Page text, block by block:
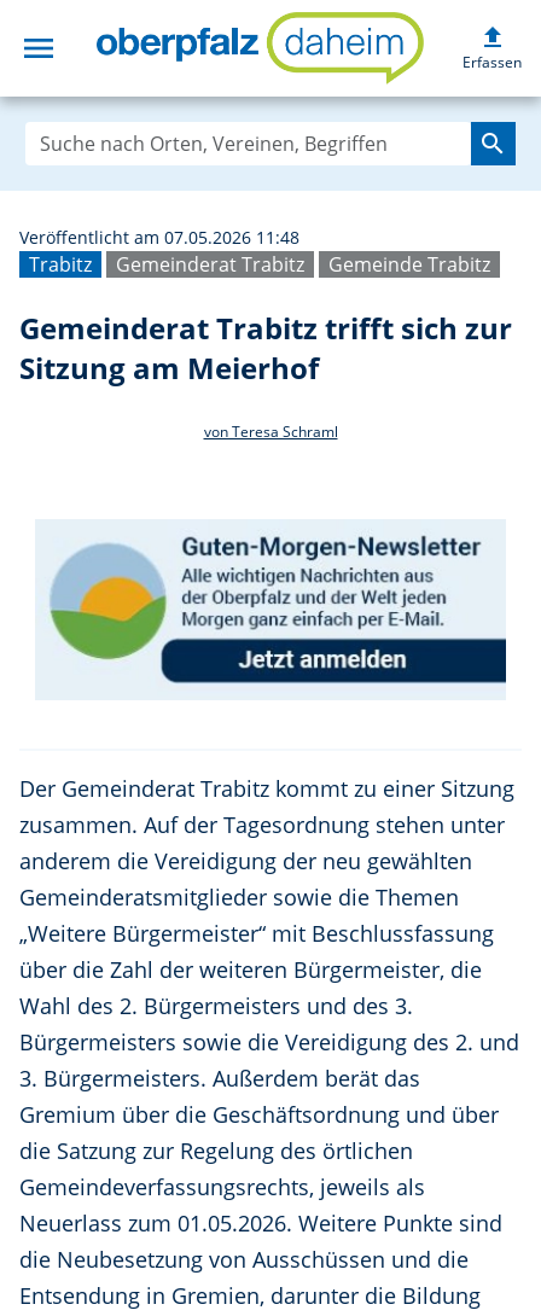
menu Gemeinderat
upload
Erfassen
search
Trabitz Gemeinderat Trabitz Gemeinde Trabitz
Veröffentlicht am 07.05.2026 11:48
Gemeinderat Trabitz trifft sich zur
Sitzung am Meierhof
von Teresa Schraml
Der Gemeinderat Trabitz kommt zu einer Sitzung
zusammen. Auf der Tagesordnung stehen unter
anderem die Vereidigung der neu gewählten
Gemeinderatsmitglieder sowie die Themen
„Weitere Bürgermeister“ mit Beschlussfassung
über die Zahl der weiteren Bürgermeister, die
Wahl des 2. Bürgermeisters und des 3.
Bürgermeisters sowie die Vereidigung des 2. und
3. Bürgermeisters. Außerdem berät das
Gremium über die Geschäftsordnung und über
die Satzung zur Regelung des örtlichen
Gemeindeverfassungsrechts, jeweils als
Neuerlass zum 01.05.2026. Weitere Punkte sind
die Neubesetzung von Ausschüssen und die
Entsendung in Gremien, darunter die Bildung